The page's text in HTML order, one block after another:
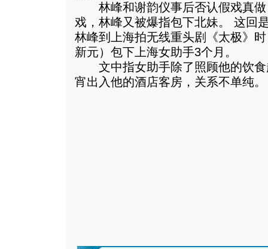
林峰和谢韵仪事后否认假戏真做
戏，林峰又被爆指包下北妹。 这回
林峰到上海拍无线重头剧《太极》
新元）包下上海女助手3个月。
文中指女助手除了照顾他的饮食
宵出入他的酒店客房，关系不单纯。